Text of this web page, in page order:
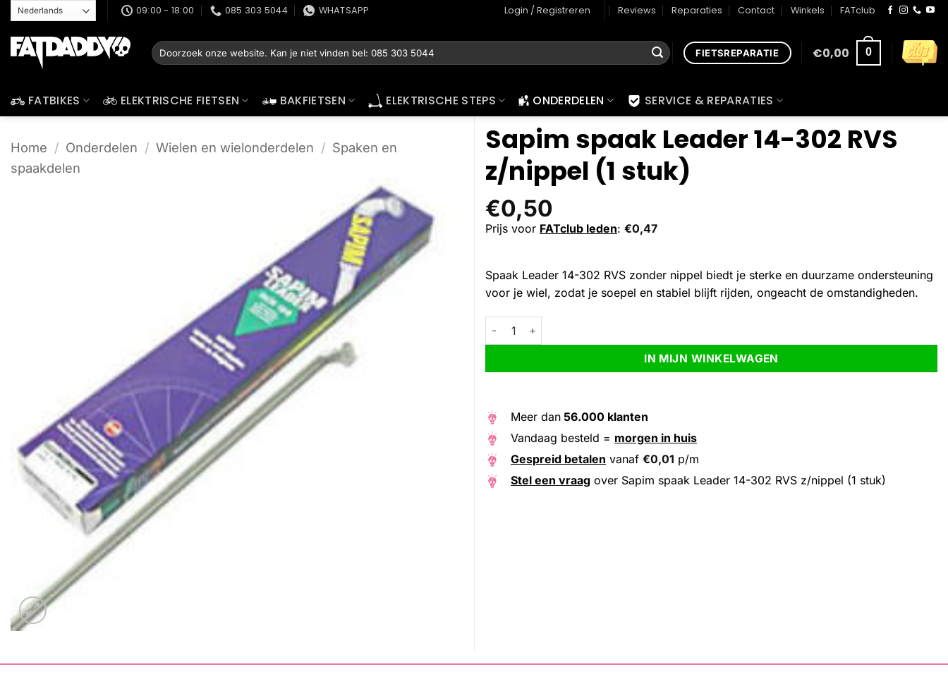
naar
inhoud
09:00 - 18:00 085 303 5044 WHATSAPP Login / Registreren Reviews Reparaties Contact Winkels FATclub
Zoeken
naar:
FIETSREPARATIE €0,00 0
FATBIKES ELEKTRISCHE FIETSEN BAKFIETSEN ELEKTRISCHE STEPS ONDERDELEN SERVICE & REPARATIES
Home / Onderdelen / Wielen en wielonderdelen / Spaken en
spaakdelen
Sapim spaak Leader 14-302 RVS
z/nippel (1 stuk)
€0,50
Prijs voor FATclub leden: €0,47
Spaak Leader 14-302 RVS zonder nippel biedt je sterke en duurzame ondersteuning
voor je wiel, zodat je soepel en stabiel blijft rijden, ongeacht de omstandigheden.
Sapim spaak Leader 14-302 RVS z/nippel (1 stuk) aantal
IN MIJN WINKELWAGEN
Alternative:
Meer dan 56.000 klanten
Vandaag besteld = morgen in huis
Gespreid betalen vanaf €0,01 p/m
Stel een vraag over Sapim spaak Leader 14-302 RVS z/nippel (1 stuk)